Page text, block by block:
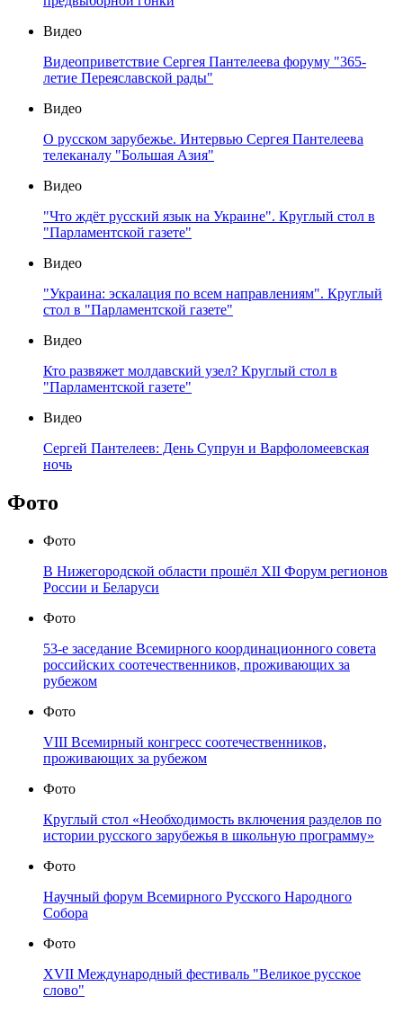
Видео
Видеоприветствие Сергея Пантелеева форуму "365-
летие Переяславской рады"
Видео
О русском зарубежье. Интервью Сергея Пантелеева
телеканалу "Большая Азия"
Видео
"Что ждёт русский язык на Украине". Круглый стол в
"Парламентской газете"
Видео
"Украина: эскалация по всем направлениям". Круглый
стол в "Парламентской газете"
Видео
Кто развяжет молдавский узел? Круглый стол в
"Парламентской газете"
Видео
Сергей Пантелеев: День Супрун и Варфоломеевская
ночь
Фото
Фото
В Нижегородской области прошёл XII Форум регионов
России и Беларуси
Фото
53-е заседание Всемирного координационного совета
российских соотечественников, проживающих за
рубежом
Фото
VIII Всемирный конгресс соотечественников,
проживающих за рубежом
Фото
Круглый стол «Необходимость включения разделов по
истории русского зарубежья в школьную программу»
Фото
Научный форум Всемирного Русского Народного
Собора
Фото
XVII Международный фестиваль "Великое русское
слово"